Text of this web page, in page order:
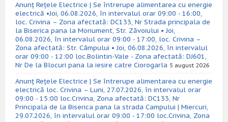
Anunț Rețele Electrice | Se întrerupe alimentarea cu energie
electrică •Joi, 06.08.2026, în intervalul orar 09:00 - 16:00,
loc. Crivina – Zona afectată: DC133, Nr Strada principala de
la Biserica pana la Monument, Str. Zăvoiului • Joi,
06.08.2026, în intervalul orar 09:00 - 17:00, loc. Crivina –
Zona afectată: Str. Câmpului • Joi, 06.08.2026, în intervalul
orar 09:00 - 12:00 loc.Bolintin-Vale - Zona afectată: DJ601,
Nr De la Blocuri pana la iesire catre Ciorogarla 5 august 2026
Anunț Rețele Electrice | Se întrerupe alimentarea cu energie
electrică loc. Crivina – Luni, 27.07.2026, în intervalul orar
09:00 - 15:00 loc.Crivina, Zona afectată: DC133, Nr
Principala de la Biserica pana la strada Campului | Miercuri,
29.07.2026, în intervalul orar 09:00 - 17:00 loc.Crivina, Zona